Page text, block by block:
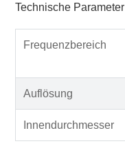
Technische Parameter
Frequenzbereich
Auflösung
Innendurchmesser